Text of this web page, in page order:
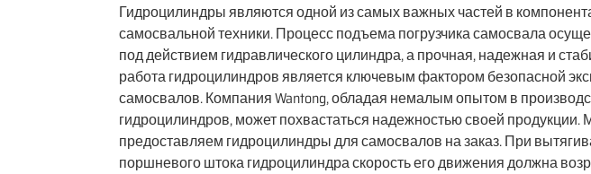
Гидроцилиндры являются одной из самых важных частей в
самосвальной техники. Процесс подъема погрузчика самосвала
под действием гидравлического цилиндра, а прочная, надежная и
работа гидроцилиндров является ключевым фактором безопасной
самосвалов. Компания Wantong, обладая немалым опытом в
гидроцилиндров, может похвастаться надежностью своей продукции.
предоставляем гидроцилиндры для самосвалов на заказ. При
поршневого штока гидроцилиндра скорость его движения должна